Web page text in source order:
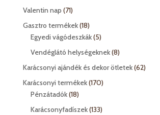
termék
Valentin nap 7171
termék
Gasztro termékek 1818
termék
Egyedi vágódeszkák 55
termék
Vendéglátó helységeknek 88
termék
Karácsonyi ajándék és dekor ötletek 6262
Karácsonyi termékek 170170
Pénzátadók 1818
termék
Karácsonyfadíszek 133133